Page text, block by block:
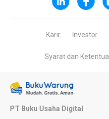
Karir Investor
Syarat dan
PT Buku Usaha Digital